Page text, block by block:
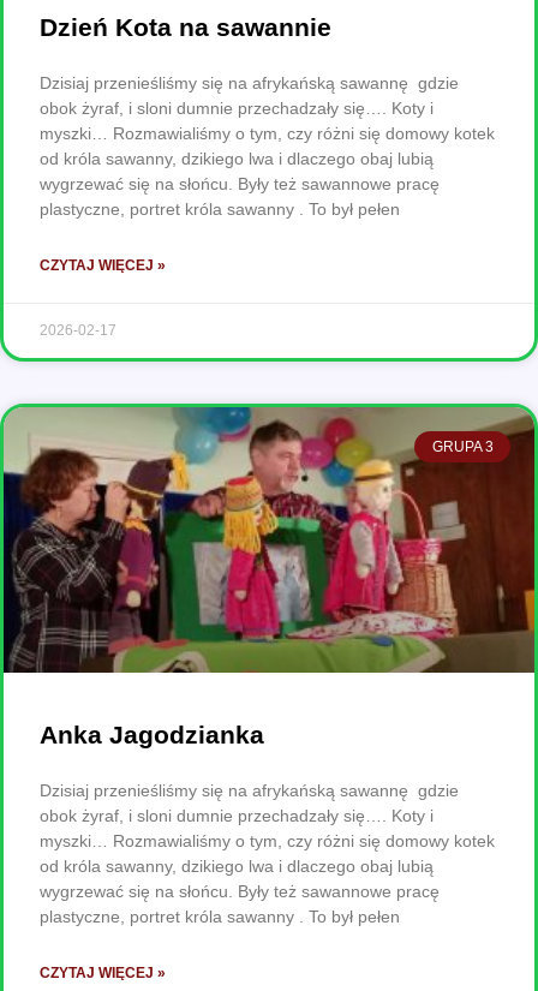
Dzień Kota na sawannie
Dzisiaj przenieśliśmy się na afrykańską sawannę gdzie
obok żyraf, i sloni dumnie przechadzały się…. Koty i
myszki… Rozmawialiśmy o tym, czy różni się domowy kotek
od króla sawanny, dzikiego lwa i dlaczego obaj lubią
wygrzewać się na słońcu. Były też sawannowe pracę
plastyczne, portret króla sawanny . To był pełen
CZYTAJ WIĘCEJ »
2026-02-17
GRUPA 3
Anka Jagodzianka
Dzisiaj przenieśliśmy się na afrykańską sawannę gdzie
obok żyraf, i sloni dumnie przechadzały się…. Koty i
myszki… Rozmawialiśmy o tym, czy różni się domowy kotek
od króla sawanny, dzikiego lwa i dlaczego obaj lubią
wygrzewać się na słońcu. Były też sawannowe pracę
plastyczne, portret króla sawanny . To był pełen
CZYTAJ WIĘCEJ »